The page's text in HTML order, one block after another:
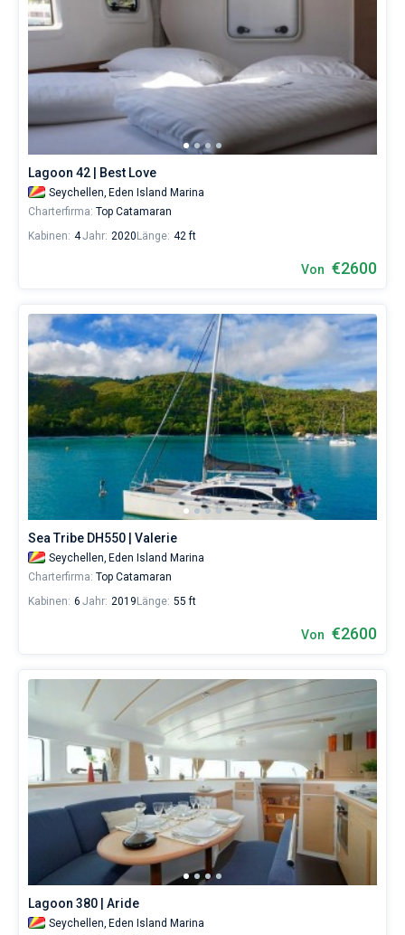
Lagoon 42 | Best Love
Seychellen, Eden Island Marina
Charterfirma: Top Catamaran
Kabinen: 4Jahr: 2020 Länge: 42 ft
Von €2600
Sea Tribe DH550 | Valerie
Seychellen, Eden Island Marina
Charterfirma: Top Catamaran
Kabinen: 6 Jahr: 2019 Länge: 55 ft
Von €2600
Lagoon 380 | Aride
Seychellen, Eden Island Marina